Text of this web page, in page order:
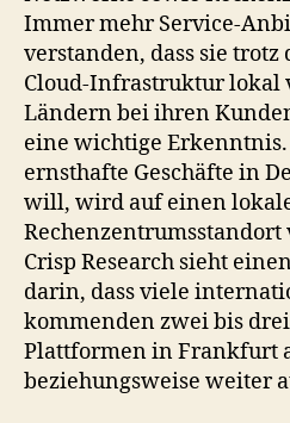
Immer mehr Service-
verstanden, dass sie
Cloud-Infrastruktur lokal
Ländern bei ihren
eine wichtige
ernsthafte Geschäfte in
will, wird auf einen
Crisp Research sieht
darin, dass viele
kommenden zwei bis
Plattformen in Frankfurt
beziehungsweise weiter